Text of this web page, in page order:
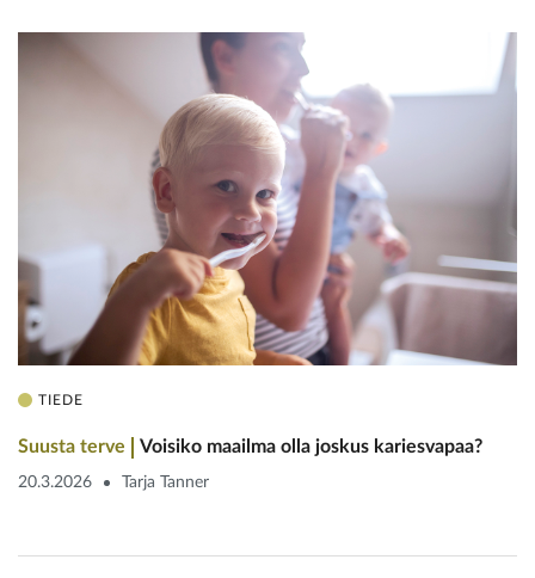
TIEDE
Suusta terve Voisiko maailma olla joskus kariesvapaa?
20.3.2026 Tarja Tanner